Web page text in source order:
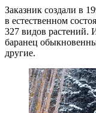
Заказник создали в
в естественном
327 видов растений.
баранец
другие.